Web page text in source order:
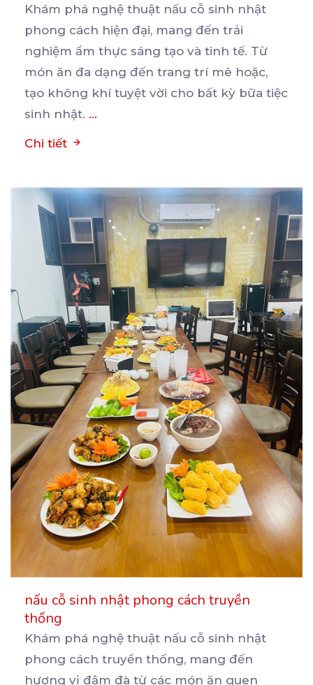
Khám phá nghệ thuật nấu cỗ sinh nhật
phong cách hiện đại, mang đến trải
nghiệm ẩm thực sáng tạo và tinh tế. Từ
món ăn đa dạng đến trang trí mê hoặc,
tạo không khí tuyệt vời cho bất kỳ bữa tiệc
sinh nhật. ...
Chi tiết
nấu cỗ sinh nhật phong cách truyền
thống
Khám phá nghệ thuật nấu cỗ sinh nhật
phong cách truyền thống, mang đến
hương vị đậm đà từ các món ăn quen